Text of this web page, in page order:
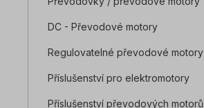
DC - Převodové motory
Regulovatelné převodové motory
Příslušenství pro elektromotory
Příslušenství převodových motorů